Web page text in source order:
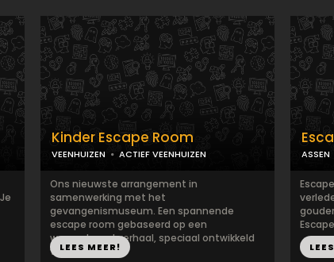
Kinder Escape Room
VEENHUIZEN ACTIEF VEENHUIZEN
Ons nieuwste arrangement in
samenwerking met het
gevangenismuseum. Een spannende
escape room gebaseerd op een
waargebeurd verhaal, speciaal ontwikkeld
v...LEES MEER!
ASSEN